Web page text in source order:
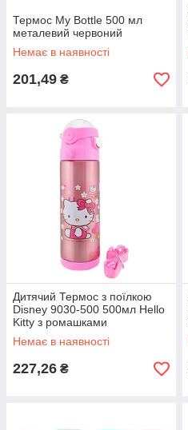
Термос My Bottle 500 мл
металевий червоний
Немає в наявності
201,49 ₴
Дитячий Термос з поїлкою
Disney 9030-500 500мл Hello
Kitty з ромашками
Немає в наявності
227,26 ₴